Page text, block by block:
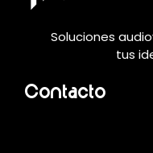
Soluciones
tus
Contacto